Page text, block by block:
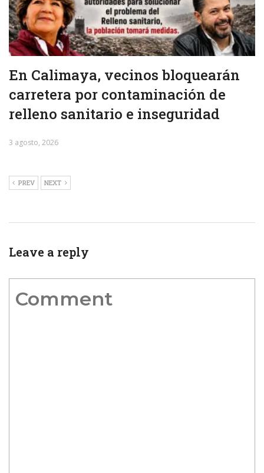
En Calimaya, vecinos bloquearán
carretera por contaminación de
relleno sanitario e inseguridad
3 agosto, 2026
PREV NEXT
Leave a reply